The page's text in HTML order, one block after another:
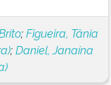
;Figueira, Tânia
;Daniel, Janaína